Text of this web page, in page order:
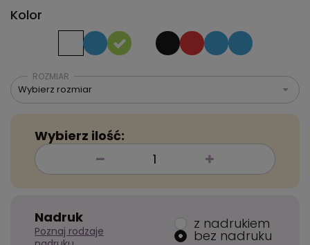
Kolor
ROZMIAR
Wybierz rozmiar
Wybierz ilość:
Nadruk
Poznaj rodzaje
z nadrukiem
bez nadruku